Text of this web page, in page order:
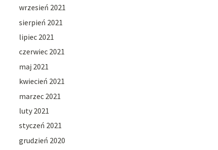
wrzesień 2021
sierpień 2021
lipiec 2021
czerwiec 2021
maj 2021
kwiecień 2021
marzec 2021
luty 2021
styczeń 2021
grudzień 2020